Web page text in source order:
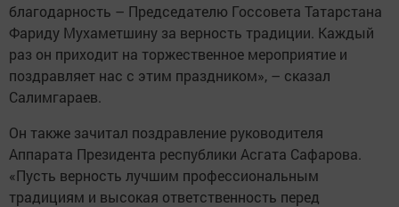
благодарность – Председателю Госсовета Татарстана
Фариду Мухаметшину за верность традиции. Каждый
раз он приходит на торжественное мероприятие и
поздравляет нас с этим праздником», – сказал
Салимгараев.
Он также зачитал поздравление руководителя
Аппарата Президента республики Асгата Сафарова.
«Пусть верность лучшим профессиональным
традициям и высокая ответственность перед